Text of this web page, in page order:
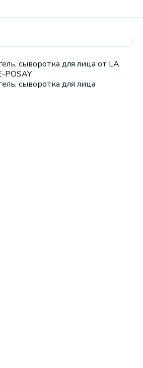
сыворотка для лица от LA
POSAY
сыворотка для лица